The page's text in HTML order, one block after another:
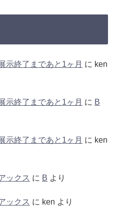
示終了まであと1ヶ月 に ken
示終了まであと1ヶ月 に B
示終了まであと1ヶ月 に ken
ックス に B より
ックス に ken より